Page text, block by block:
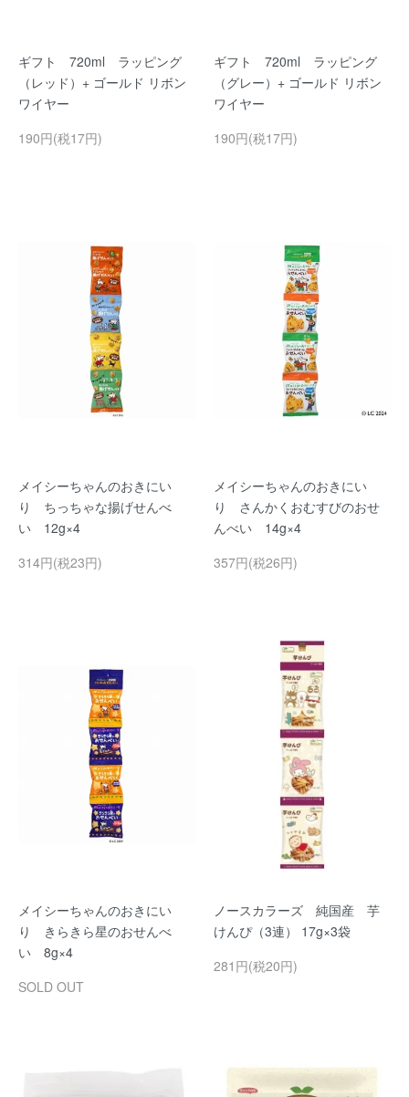
ギフト 720ml ラッピング
（レッド）+ ゴールド リボン
ワイヤー
190円(税17円)
ギフト 720ml ラッピング
（グレー）+ ゴールド リボン
ワイヤー
190円(税17円)
メイシーちゃんのおきにい
り ちっちゃな揚げせんべ
い 12g×4
314円(税23円)
メイシーちゃんのおきにい
り さんかくおむすびのおせ
んべい 14g×4
357円(税26円)
メイシーちゃんのおきにい
り きらきら星のおせんべ
い 8g×4
SOLD OUT
ノースカラーズ 純国産 芋
けんぴ（3連） 17g×3袋
281円(税20円)